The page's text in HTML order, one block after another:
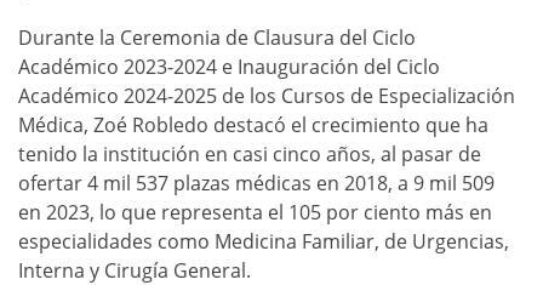
Durante la Ceremonia de Clausura del Ciclo
Académico 2023-2024 e Inauguración del Ciclo
Académico 2024-2025 de los Cursos de Especialización
Médica, Zoé Robledo destacó el crecimiento que ha
tenido la institución en casi cinco años, al pasar de
ofertar 4 mil 537 plazas médicas en 2018, a 9 mil 509
en 2023, lo que representa el 105 por ciento más en
especialidades como Medicina Familiar, de Urgencias,
Interna y Cirugía General.